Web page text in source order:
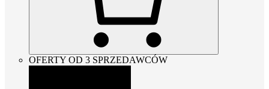
OFERTY OD 3 SPRZEDAWCÓW